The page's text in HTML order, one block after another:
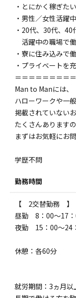
・とにかく稼ぎた
・男性／女性活躍
・20代、30代、40
活躍中の職場で
・寮に住み込みで
・プライベートを
＝＝＝＝＝＝＝＝
Man to Manには、
ハローワークや一
掲載されていない
たくさんありますの
まずはお気軽にお
学歴不問
勤務時間
【 2交替勤務 】
昼勤 8：00～17
夜勤 15：00～24
休憩：各60分
就労期間：3ヵ月以